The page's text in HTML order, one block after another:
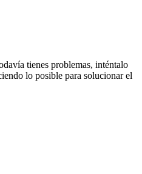
tienes problemas, inténtalo
lo posible para solucionar el